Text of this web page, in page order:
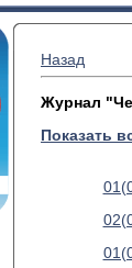
Назад
Журнал
Показать